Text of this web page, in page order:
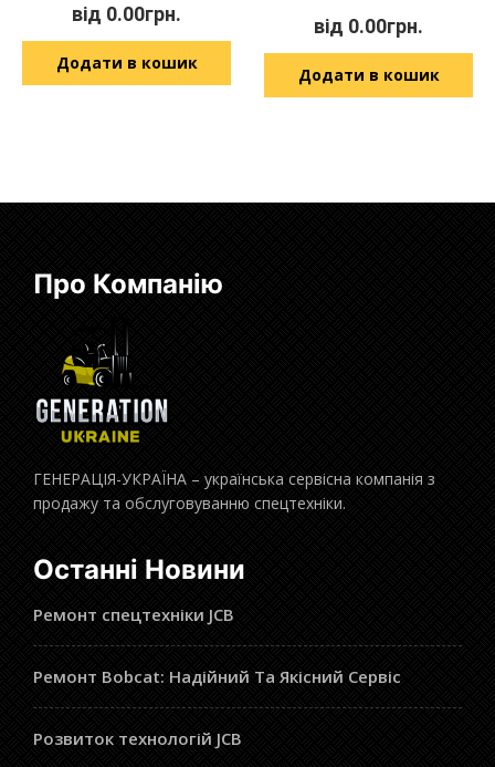
від 0.00грн.
Додати в кошик
від 0.00грн.
Додати в кошик
Про Компанію
ГЕНЕРАЦІЯ-УКРАЇНА – українська сервісна компанія з
продажу та обслуговуванню спецтехніки.
Останні Новини
Ремонт спецтехніки JCB
Ремонт Bobcat: Надійний Та Якісний Сервіс
Розвиток технологій JCB